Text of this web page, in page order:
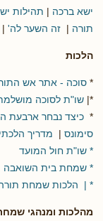
ישא ברכה | תהילות
תורה | זה השער לה' |
הלכות
* סוכה - אתר אש
*| שו"ת לסוכה
* כיצד נבחר ארבעת
סימונס |
מדריך
* שו"ת חול המועד
* שמחת בית השואבה
* | הלכות שמחת
מהלכות ומנהגי